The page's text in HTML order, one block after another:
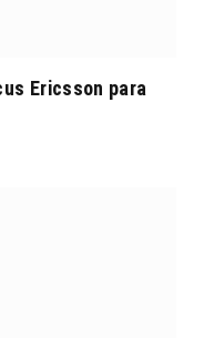
Ericsson para